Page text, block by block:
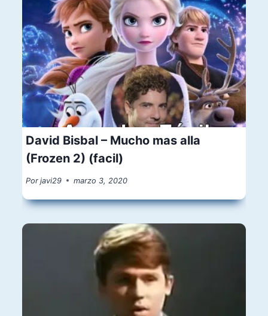
David Bisbal – Mucho mas alla
(Frozen 2) (facil)
Por javi29 marzo 3, 2020